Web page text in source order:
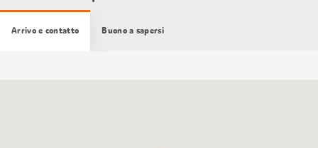
Arrivo e contatto Buono a sapersi